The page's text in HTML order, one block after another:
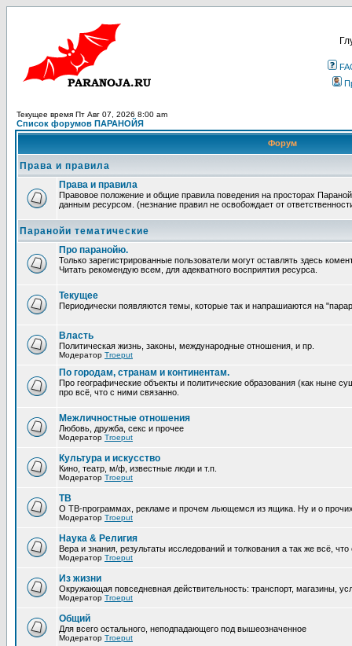
Текущее время Пт Авг 07, 2026 8:00 am
Список форумов ПАРАНОЙЯ
Форум
Права и правила
Права и правила
Правовое положение и общие правила поведения на просторах
данным ресурсом. (незнание правил не освобождает от
Паранойи тематические
Про паранойю.
Только зарегистрированные пользователи могут оставлять здесь
Читать рекомендую всем, для адекватного восприятия ресурса.
Текущее
Периодически появляются темы, которые так и напрашиаются на
Власть
Политическая жизнь, законы, международные отношения, и пр.
Модератор Troeput
По городам, странам и континентам.
Про географические объекты и политические образования (как ныне
про всё, что с ними связанно.
Межличностные отношения
Любовь, дружба, секс и прочее
Модератор Troeput
Культура и искусство
Кино, театр, м/ф, известные люди и т.п.
Модератор Troeput
ТВ
О ТВ-программах, рекламе и прочем льющемся из ящика. Ну и о
Модератор Troeput
Наука & Религия
Вера и знания, результаты исследований и толкования а так же всё,
Модератор Troeput
Из жизни
Окружающая повседневная действительность: транспорт, магазины,
Модератор Troeput
Общий
Для всего остального, неподпадающего под вышеозначенное
Модератор Troeput